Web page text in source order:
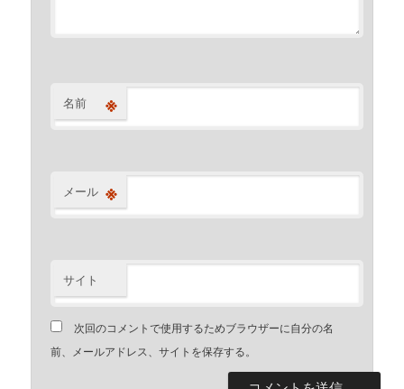
名前 ※
メール ※
サイト
次回のコメントで使用するためブラウザーに自分の名
前、メールアドレス、サイトを保存する。